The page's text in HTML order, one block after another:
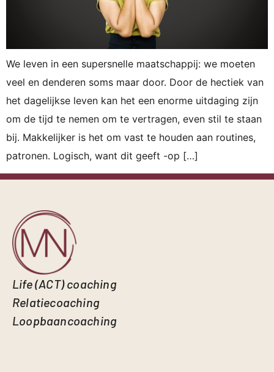
We leven in een supersnelle maatschappij: we moeten
veel en denderen soms maar door. Door de hectiek van
het dagelijkse leven kan het een enorme uitdaging zijn
om de tijd te nemen om te vertragen, even stil te staan
bij. Makkelijker is het om vast te houden aan routines,
patronen. Logisch, want dit geeft -op […]
Life (ACT) coaching
Relatiecoaching
Loopbaancoaching